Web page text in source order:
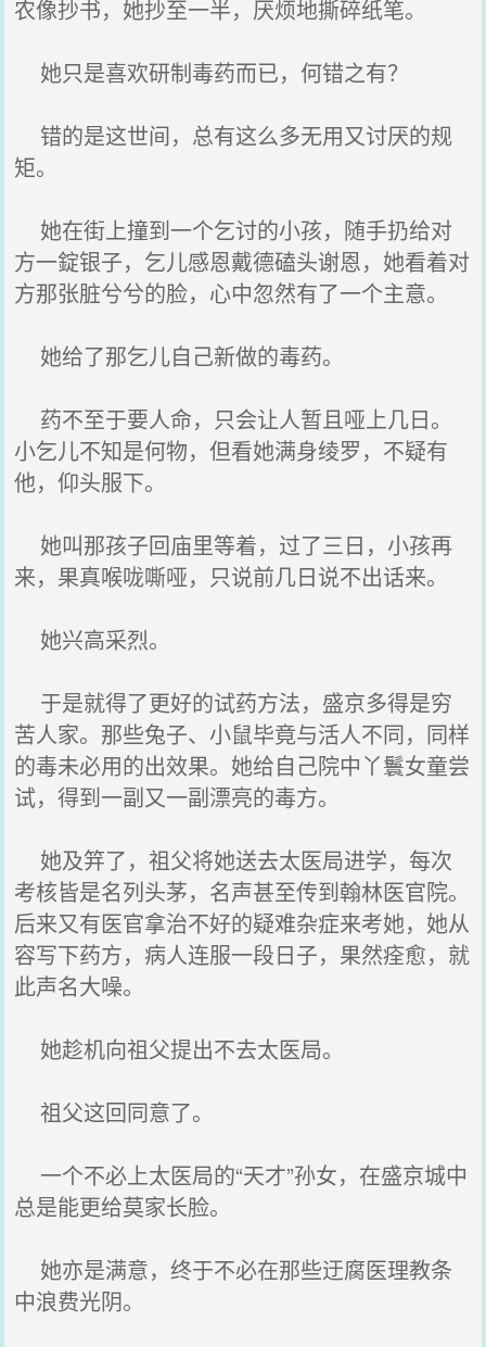
农像抄书，她抄至一半，厌烦地撕碎纸笔。
她只是喜欢研制毒药而已，何错之有？
错的是这世间，总有这么多无用又讨厌的规
矩。
她在街上撞到一个乞讨的小孩，随手扔给对
方一錠银子，乞儿感恩戴德磕头谢恩，她看着对
方那张脏兮兮的脸，心中忽然有了一个主意。
她给了那乞儿自己新做的毒药。
药不至于要人命，只会让人暂且哑上几日。
小乞儿不知是何物，但看她满身绫罗，不疑有
他，仰头服下。
她叫那孩子回庙里等着，过了三日，小孩再
来，果真喉咙嘶哑，只说前几日说不出话来。
她兴高采烈。
于是就得了更好的试药方法，盛京多得是穷
苦人家。那些兔子、小鼠毕竟与活人不同，同样
的毒未必用的出效果。她给自己院中丫鬟女童尝
试，得到一副又一副漂亮的毒方。
她及笄了，祖父将她送去太医局进学，每次
考核皆是名列头茅，名声甚至传到翰林医官院。
后来又有医官拿治不好的疑难杂症来考她，她从
容写下药方，病人连服一段日子，果然痊愈，就
此声名大噪。
她趁机向祖父提出不去太医局。
祖父这回同意了。
一个不必上太医局的“天才”孙女，在盛京城中
总是能更给莫家长脸。
她亦是满意，终于不必在那些迂腐医理教条
中浪费光阴。